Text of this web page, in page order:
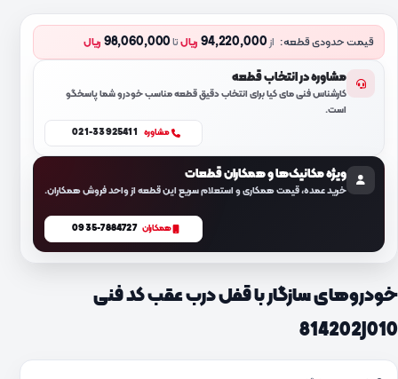
قیمت حدودی قطعه: از94,220,000 ریالتا98,060,000 ریال
مشاوره در انتخاب قطعه
کارشناس فنی مای کیا برای انتخاب دقیق قطعه مناسب خودرو شما پاسخگو
است.
مشاوره 021-33925411
ویژه مکانیک‌ها و همکاران قطعات
خرید عمده، قیمت همکاری و استعلام سریع این قطعه از واحد فروش همکاران.
همکاران 0935-7884727
خودروهای سازگار با قفل درب عقب کد فنی
814202J010